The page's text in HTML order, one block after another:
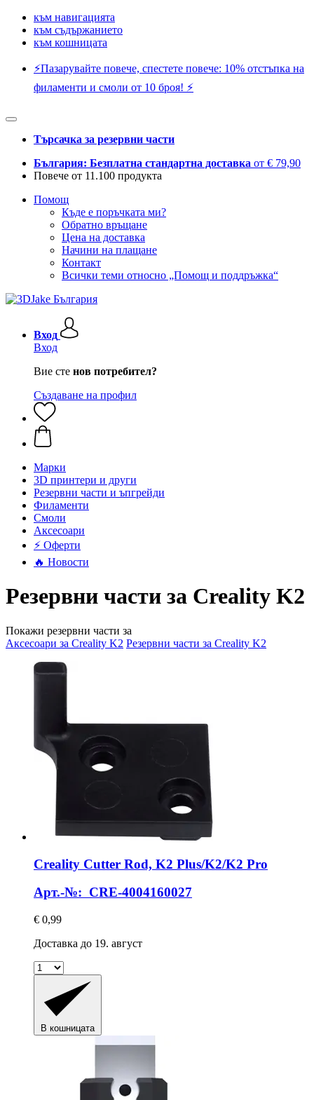
към навигацията
към съдържанието
към кошницата
⚡️Пазарувайте повече, спестете повече: 10% отстъпка на
филаменти и смоли от 10 броя! ⚡️
Търсачка за резервни части
България: Безплатна стандартна доставка от € 79,90
Повече от 11.100 продукта
Помощ
Къде е поръчката ми?
Обратно връщане
Цена на доставка
Начини на плащане
Контакт
Всички теми относно „Помощ и поддръжка“
Вход
Вход
Вие сте нов потребител?
Създаване на профил
Mарки
3D принтери и други
Резервни части и ъпгрейди
Филаменти
Смоли
Аксесоари
⚡ Оферти
🔥 Новости
Резервни части за Creality K2
Покажи резервни части за
Аксесоари за Creality K2 Резервни части за Creality K2
Creality Cutter Rod, K2 Plus/K2/K2 Pro
Арт.-№: CRE-4004160027
€ 0,99
Доставка до 19. август
В кошницата